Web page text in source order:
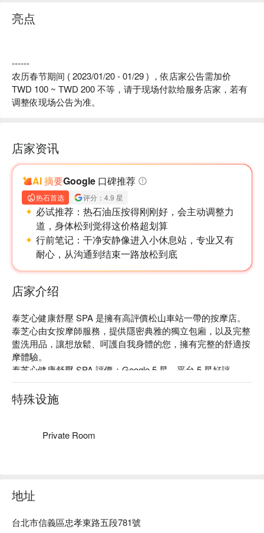
亮点
------
农历春节期间 ( 2023/01/20 - 01/29 ) ，依店家公告需加价
TWD 100 ~ TWD 200 不等，请于现场付款给服务店家，若有
调整依现场公告为准。
店家资讯
AI 摘要Google 口碑推荐
热石首选 评分：4.9 星
必试推荐： 热石油压按得刚刚好，会主动调整力
道，身体松到觉得这价格超划算
行前笔记： 干净安静像进入小休息站，专业又有
耐心，从沟通到结束一路放松到底
店家介绍
泰芝心健康舒壓 SPA 是擁有高評價松山車站一帶的按摩店。
泰芝心由女按摩師服務，提供隱密典雅的獨立包廂，以及完整
盥洗用品，讓想放鬆、呵護自我身體的您，擁有完整的舒適按
摩體驗。
泰芝心健康舒壓 SPA 評價：Google 5 星、平台 5 星好評
泰芝心健康舒壓 SPA 主打泰式皇家古法指壓、頂級全身精油
SPA、天然能量黑玉熱石頂級精油 SPA。
泰芝心健康舒壓 SPA 店內精通泰式古法指壓、油壓、全身去
被動式瑜珈，使用百分之百國外進口植物精油，純天然、無香
特殊设施
Private Room
地址
台北市信義區忠孝東路五段781號